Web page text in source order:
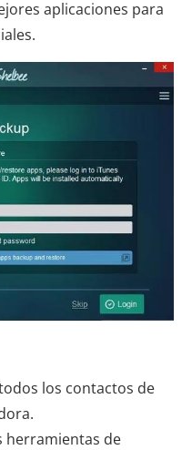
aplicaciones para
los contactos de
herramientas de